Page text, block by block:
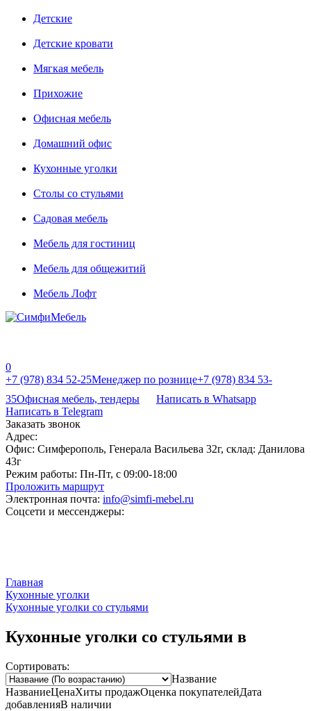
Детские
Детские кровати
Мягкая мебель
Прихожие
Офисная мебель
Домашний офис
Кухонные уголки
Столы со стульями
Садовая мебель
Мебель для гостиниц
Мебель для общежитий
Мебель Лофт
0
+7 (978) 834 52-25Менеджер по рознице+7 (978) 834 53-
35Офисная мебель, тендеры
Написать в Whatsapp
Написать в Telegram
Заказать звонок
Адрес:
Офис: Симферополь, Генерала Васильева 32г, склад: Данилова
43г
Режим работы: Пн-Пт, с 09:00-18:00
Проложить маршрут
Электронная почта: info@simfi-mebel.ru
Соцсети и мессенджеры:
Главная
Кухонные уголки
Кухонные уголки со стульями
Кухонные уголки со стульями в
Сортировать:
Название
НазваниеЦенаХиты продажОценка покупателейДата
добавленияВ наличии